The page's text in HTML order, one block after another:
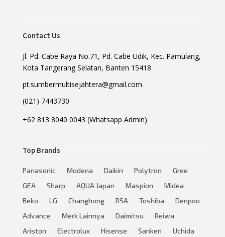
Contact Us
Jl. Pd. Cabe Raya No.71, Pd. Cabe Udik, Kec. Pamulang,
Kota Tangerang Selatan, Banten 15418
pt.sumbermultisejahtera@gmail.com
(021) 7443730
+62 813 8040 0043 (Whatsapp Admin).
Top Brands
Panasonic Modena Daikin Polytron
Gree
GEA
Sharp AQUA Japan Maspion
Midea
Beko
LG Changhong RSA Toshiba
Denpoo
Advance
Merk Lainnya Daimitsu
Reiwa
Ariston
Electrolux Hisense Sanken Uchida